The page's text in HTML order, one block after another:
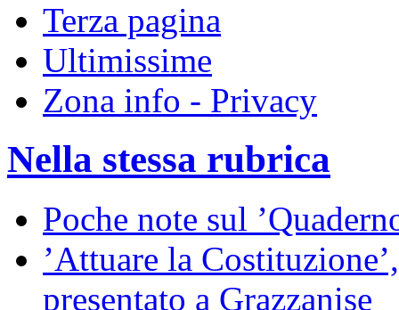
Terza pagina
Ultimissime
Zona info - Privacy
Nella stessa rubrica
Poche note sul
’Attuare la
presentato a Grazzanise